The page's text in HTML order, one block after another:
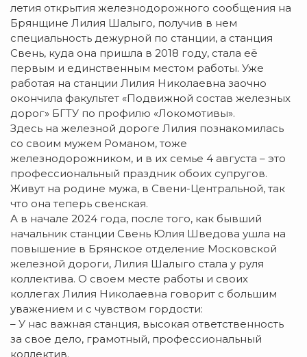
летия открытия железнодорожного сообщения на
Брянщине Лилия Шалыго, получив в нем
специальность дежурной по станции, а станция
Свень, куда она пришла в 2018 году, стала её
первым и единственным местом работы. Уже
работая на станции Лилия Николаевна заочно
окончила факультет «Подвижной состав железных
дорог» БГТУ по профилю «Локомотивы».
Здесь на железной дороге Лилия познакомилась
со своим мужем Романом, тоже
железнодорожником, и в их семье 4 августа – это
профессиональный праздник обоих супругов.
Живут на родине мужа, в Свени-Центральной, так
что она теперь свенская.
А в начале 2024 года, после того, как бывший
начальник станции Свень Юлия Шведова ушла на
повышение в Брянское отделение Московской
железной дороги, Лилия Шалыго стала у руля
коллектива. О своем месте работы и своих
коллегах Лилия Николаевна говорит с большим
уважением и с чувством гордости:
– У нас важная станция, высокая ответственность
за свое дело, грамотный, профессиональный
коллектив.